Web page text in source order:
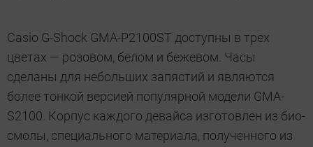
Casio G-Shock GMA-P2100ST доступны в трех
цветах — розовом, белом и бежевом. Часы
сделаны для небольших запястий и являются
более тонкой версией популярной модели GMA-
S2100. Корпус каждого девайса изготовлен из био-
смолы, специального материала, полученного из